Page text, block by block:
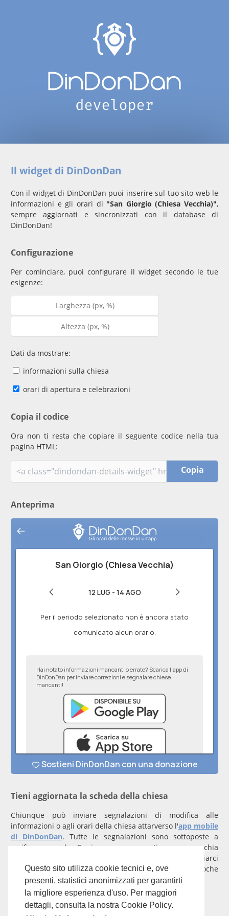
Questo sito utilizza cookie tecnici e, ove
presenti, statistici anonimizzati per garantirti
la migliore esperienza d'uso. Per maggiori
dettagli, consulta la nostra Cookie Policy.
Il widget di DinDonDan
Con il widget di DinDonDan puoi inserire sul tuo sito web le
informazioni e gli orari di "San Giorgio (Chiesa Vecchia)",
sempre aggiornati e sincronizzati con il database di
DinDonDan!
Configurazione
Per cominciare, puoi configurare il widget secondo le tue
esigenze:
Dati da mostrare:
informazioni sulla chiesa
orari di apertura e celebrazioni
Copia il codice
Ora non ti resta che copiare il seguente codice nella tua
pagina HTML:
Copia
Anteprima
Tieni aggiornata la scheda della chiesa
Chiunque può inviare segnalazioni di modifica alle
informazioni o agli orari della chiesa attarverso l'app mobile
di DinDonDan. Tutte le segnalazioni sono sottoposte a
verifica manuale. Se invece rappresenti una parrocchia
con un account verificato per inviarci
comunicazioni prioritarie che saranno gestite entro poche
Per qualunque domanda scrivi ainfo@dindondan.app